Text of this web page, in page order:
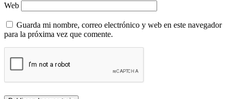
Web
Guarda mi nombre, correo electrónico y web en este navegador
para la próxima vez que comente.